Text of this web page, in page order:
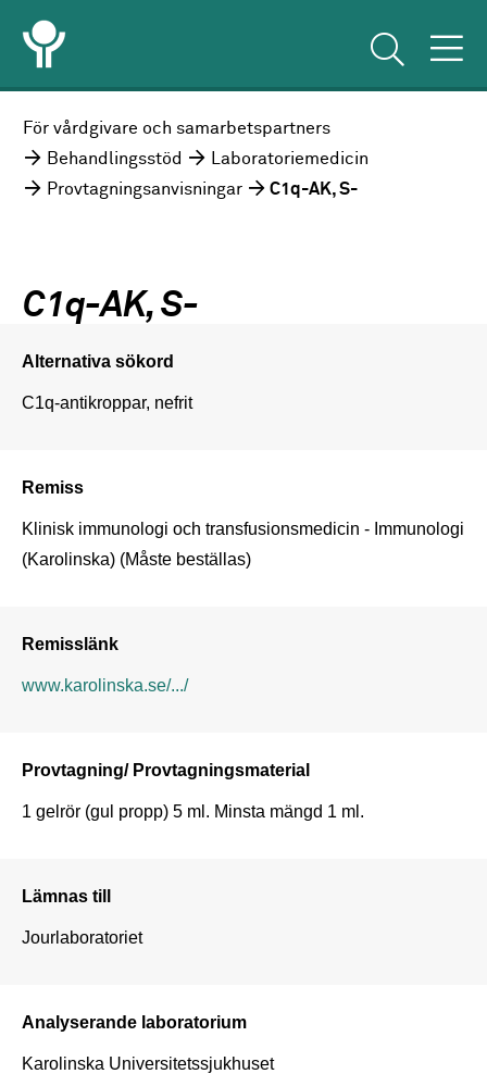
För vårdgivare och samarbetspartners
Behandlingsstöd
Laboratoriemedicin
Provtagningsanvisningar
C1q-AK, S-
C1q-AK, S-
Alternativa sökord
C1q-antikroppar, nefrit
Remiss
Klinisk immunologi och transfusionsmedicin - Immunologi
(Karolinska) (Måste beställas)
Remisslänk
www.karolinska.se/.../
Provtagning/ Provtagningsmaterial
1 gelrör (gul propp) 5 ml. Minsta mängd 1 ml.
Lämnas till
Jourlaboratoriet
Analyserande laboratorium
Karolinska Universitetssjukhuset